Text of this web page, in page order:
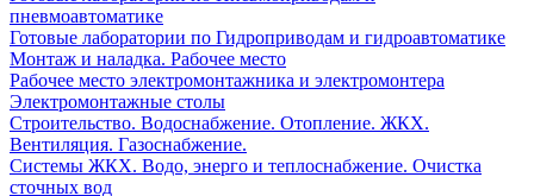
пневмоавтоматике
Готовые лаборатории по Гидроприводам и гидроавтоматике
Монтаж и наладка. Рабочее место
Рабочее место электромонтажника и электромонтера
Электромонтажные столы
Строительство. Водоснабжение. Отопление. ЖКХ.
Вентиляция. Газоснабжение.
Системы ЖКХ. Водо, энерго и теплоснабжение. Очистка
сточных вод